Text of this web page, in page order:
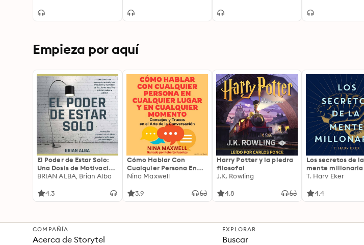
Empieza por aquí
El Poder de Estar Solo:
Una Dosis de Motivación
Acompañada de Ideas
una Vida Mejor
BRIAN ALBA, Brian Alba
4.3
Cómo Hablar Con
Cualquier Persona En
Cualquier Lugar Y En
Nina Maxwell
3.9
Harry Potter y la piedra
filosofal
J.K. Rowling
4.8
Los secretos de la
mente millonaria
T. Harv Eker
4.4
COMPAÑÍA
Acerca de Storytel
EXPLORAR
Buscar